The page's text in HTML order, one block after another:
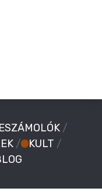
/
/ KULT /